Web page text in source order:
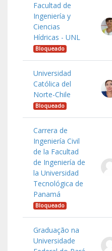
Facultad de
Ingeniería y
Ciencias
Hídricas - UNL
Bloqueado
Universidad
Católica del
Norte-Chile
Bloqueado
Carrera de
Ingeniería Civil
de la Facultad
de Ingeniería de
la Universidad
Tecnológica de
Panamá
Bloqueado
Graduação na
Universidade